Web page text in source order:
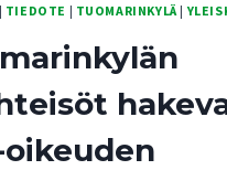
| TIEDOTE | TUOMARINKYLÄ |